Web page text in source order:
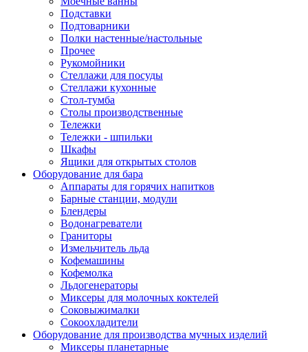
Подставки
Подтоварники
Полки настенные/настольные
Прочее
Рукомойники
Стеллажи для посуды
Стеллажи кухонные
Стол-тумба
Столы производственные
Тележки
Тележки - шпильки
Шкафы
Ящики для открытых столов
Оборудование для бара
Аппараты для горячих напитков
Барные станции, модули
Блендеры
Водонагреватели
Граниторы
Измельчитель льда
Кофемашины
Кофемолка
Льдогенераторы
Миксеры для молочных коктелей
Соковыжималки
Сокоохладители
Оборудование для производства мучных изделий
Миксеры планетарные